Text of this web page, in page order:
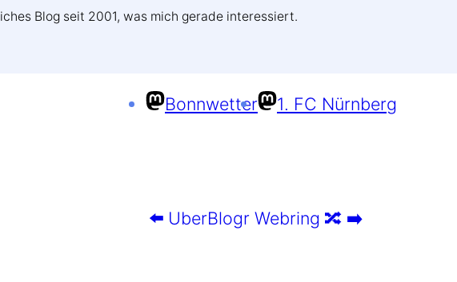
Blog seit 2001, was mich gerade interessiert.
Bonnwetter 1. FC Nürnberg
⬅️ UberBlogr Webring 🔀 ➡️